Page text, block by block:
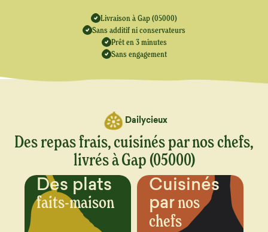
Livraison à Gap (05000)
Sans additif ni conservateurs
Prêt en 3 minutes
Sans engagement
Dailycieux
Des repas frais, cuisinés par nos chefs,
livrés à Gap (05000)
Cuisinés
parnos
Un menu
chaque
semaine